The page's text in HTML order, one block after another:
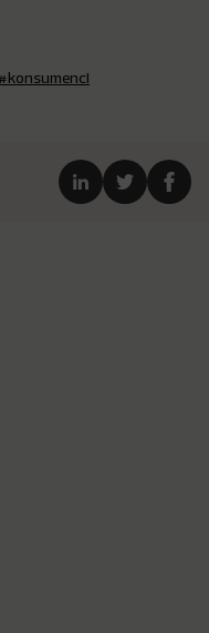
#konsumenci